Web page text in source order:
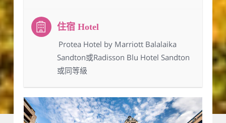
：Protea Hotel by Marriott Balalaika
Sandton或Radisson Blu Hotel Sandton
或同等級